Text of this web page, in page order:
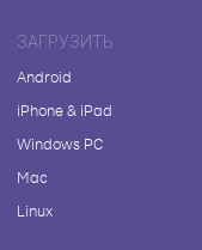
ЗАГРУЗИТЬ
Android
iPhone & iPad
Windows PC
Mac
Linux